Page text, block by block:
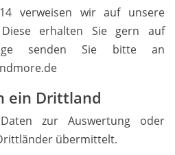
verweisen wir auf unsere
Diese erhalten Sie gern auf
senden Sie bitte an
ein Drittland
zur Auswertung oder
übermittelt.